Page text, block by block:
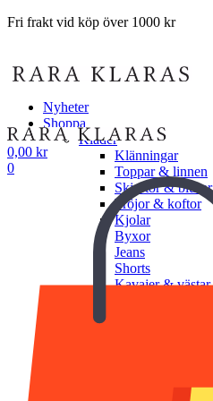
Fri frakt vid köp över 1000 kr
Nyheter
Shoppa
Kläder
Klänningar
Toppar & linnen
Skjortor & blusar
Tröjor & koftor
Kjolar
Byxor
Jeans
Shorts
Kavajer & västar
Underkläder
0,00 kr
0